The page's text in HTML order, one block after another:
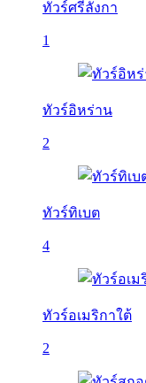
ทัวร์ศรีลังกา
1
ทัวร์อิหร่าน
2
ทัวร์ทิเบต
4
ทัวร์อเมริกาใต้
2